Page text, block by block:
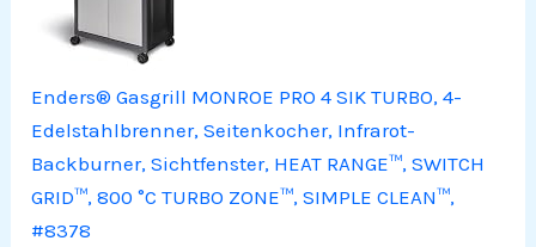
Enders® Gasgrill MONROE PRO 4 SIK TURBO, 4-
Edelstahlbrenner, Seitenkocher, Infrarot-
Backburner, Sichtfenster, HEAT RANGE™, SWITCH
GRID™, 800 °C TURBO ZONE™, SIMPLE CLEAN™,
#8378